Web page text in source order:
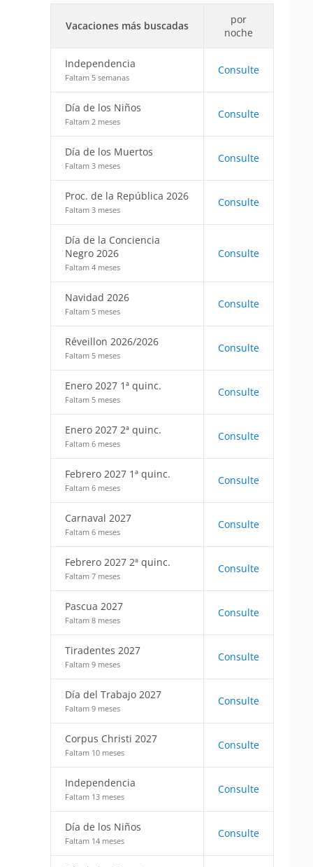
Vacaciones más buscadas
por
noche
Independencia
Faltam 5 semanas
Consulte
Día de los Niños
Faltam 2 meses
Consulte
Día de los Muertos
Faltam 3 meses
Consulte
Proc. de la República 2026
Faltam 3 meses
Consulte
Día de la Conciencia
Negro 2026
Faltam 4 meses
Consulte
Navidad 2026
Faltam 5 meses
Consulte
Réveillon 2026/2026
Faltam 5 meses
Consulte
Enero 2027 1ª quinc.
Faltam 5 meses
Consulte
Enero 2027 2ª quinc.
Faltam 6 meses
Consulte
Febrero 2027 1ª quinc.
Faltam 6 meses
Consulte
Carnaval 2027
Faltam 6 meses
Consulte
Febrero 2027 2ª quinc.
Faltam 7 meses
Consulte
Pascua 2027
Faltam 8 meses
Consulte
Tiradentes 2027
Faltam 9 meses
Consulte
Día del Trabajo 2027
Faltam 9 meses
Consulte
Corpus Christi 2027
Faltam 10 meses
Consulte
Independencia
Faltam 13 meses
Consulte
Día de los Niños
Faltam 14 meses
Consulte